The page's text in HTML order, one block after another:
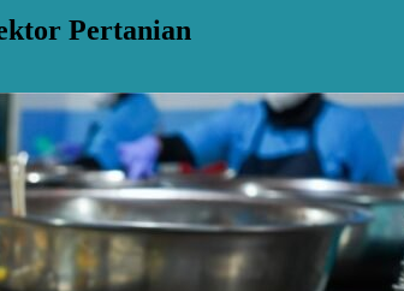
Pertanian